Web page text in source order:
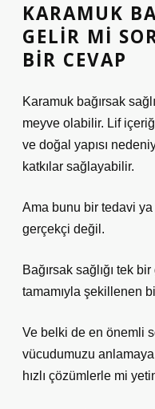
KARAMUK
GELIR MI
BIR CEVAP
Karamuk bağırsak
meyve olabilir. Lif
ve doğal yapısı
katkılar sağlayabilir.
Ama bunu bir tedavi
gerçekçi değil.
Bağırsak sağlığı tek
tamamıyla şekillenen
Ve belki de en önemli
vücudumuzu anlamaya
hızlı çözümlerle mi